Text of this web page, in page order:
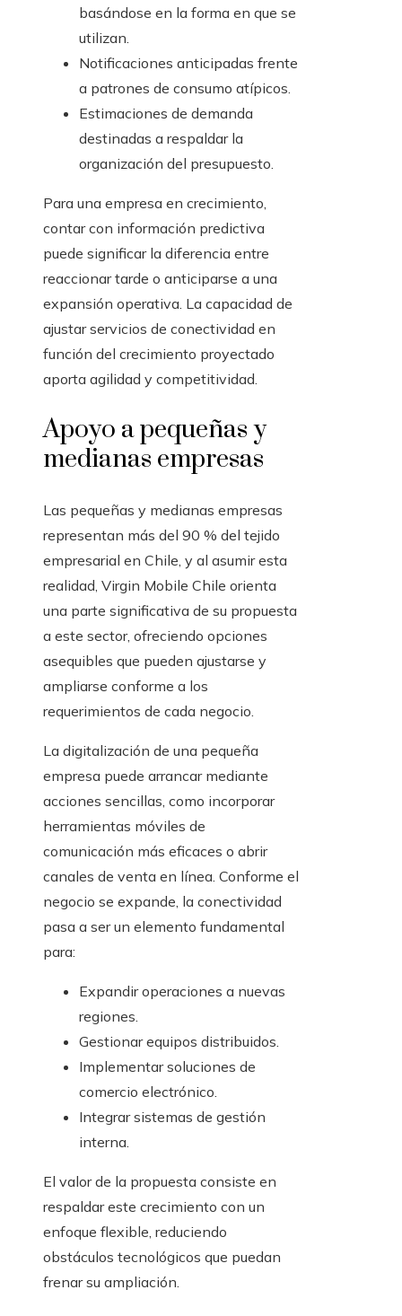
basándose en la forma en que se
utilizan.
Notificaciones anticipadas frente
a patrones de consumo atípicos.
Estimaciones de demanda
destinadas a respaldar la
organización del presupuesto.
Para una empresa en crecimiento,
contar con información predictiva
puede significar la diferencia entre
reaccionar tarde o anticiparse a una
expansión operativa. La capacidad de
ajustar servicios de conectividad en
función del crecimiento proyectado
aporta agilidad y competitividad.
Apoyo a pequeñas y
medianas empresas
Las pequeñas y medianas empresas
representan más del 90 % del tejido
empresarial en Chile, y al asumir esta
realidad, Virgin Mobile Chile orienta
una parte significativa de su propuesta
a este sector, ofreciendo opciones
asequibles que pueden ajustarse y
ampliarse conforme a los
requerimientos de cada negocio.
La digitalización de una pequeña
empresa puede arrancar mediante
acciones sencillas, como incorporar
herramientas móviles de
comunicación más eficaces o abrir
canales de venta en línea. Conforme el
negocio se expande, la conectividad
pasa a ser un elemento fundamental
para:
Expandir operaciones a nuevas
regiones.
Gestionar equipos distribuidos.
Implementar soluciones de
comercio electrónico.
Integrar sistemas de gestión
interna.
El valor de la propuesta consiste en
respaldar este crecimiento con un
enfoque flexible, reduciendo
obstáculos tecnológicos que puedan
frenar su ampliación.